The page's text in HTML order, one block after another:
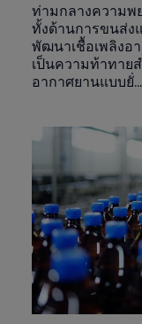
ท่ามกลางความพ
ทั้งด้านการขนส่ง
พัฒนาเชื้อเพลิงอ
เป็นความท้าทาย
อากาศยานแบบยั่...